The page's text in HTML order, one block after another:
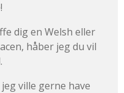
dig en Welsh eller
håber jeg du vil
ville gerne have